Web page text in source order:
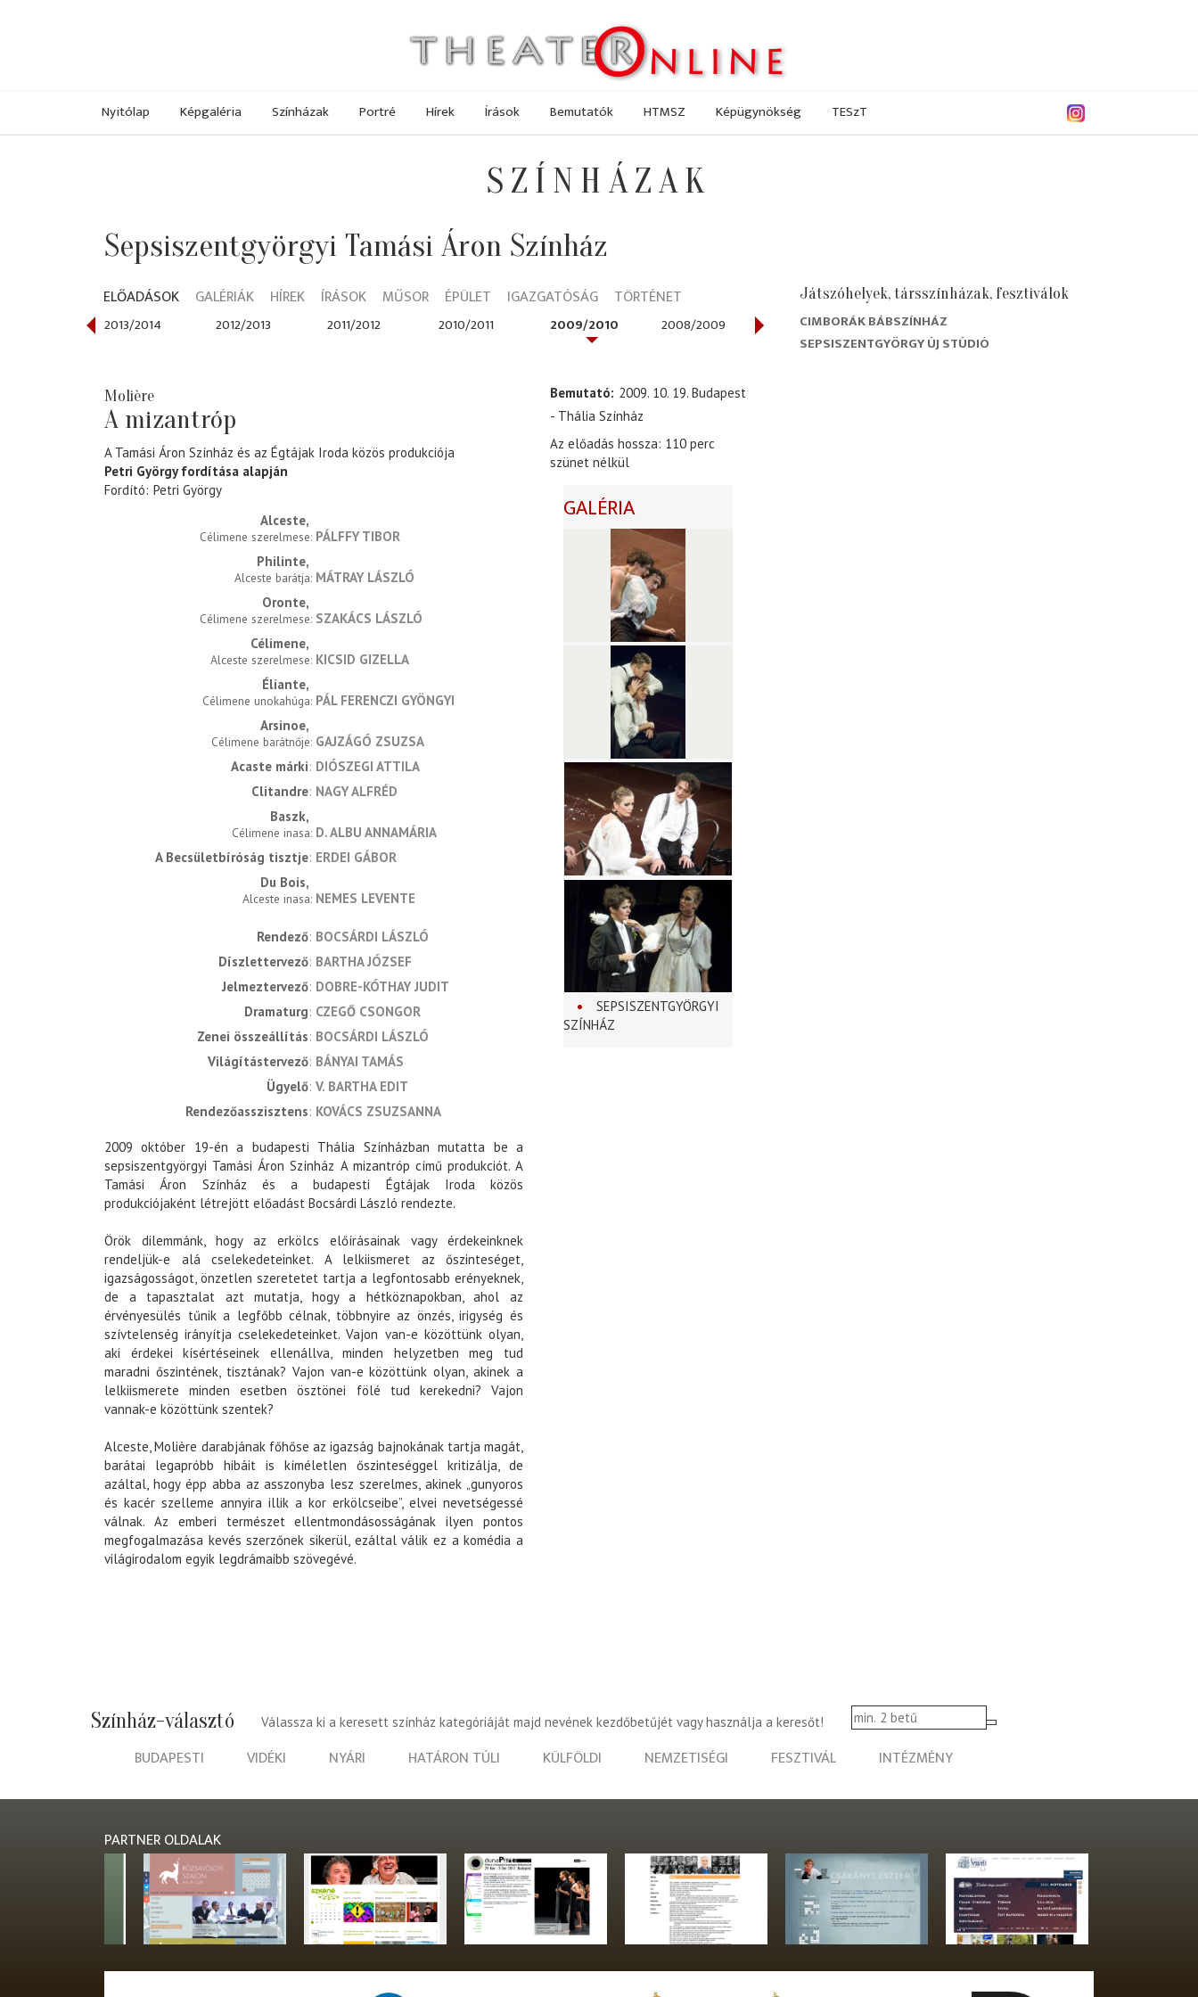
Nyitólap Képgaléria Színházak Portré Hírek Írások Bemutatók HTMSZ Képügynökség TESzT
SZÍNHÁZAK
Sepsiszentgyörgyi Tamási Áron Színház
ELŐADÁSOK GALÉRIÁK HÍREK ÍRÁSOK MŰSOR ÉPÜLET IGAZGATÓSÁG TÖRTÉNET
2013/2014 2012/2013 2011/2012 2010/2011 2009/2010 2008/2009 2007/2008 2006/2007
Molière
A mizantróp
A Tamási Áron Színház és az Égtájak Iroda közös produkciója
Petri György fordítása alapján
Fordító Petri György
Alceste
Célimene szerelmese PÁLFFY TIBOR
Philinte
Alceste barátja MÁTRAY LÁSZLÓ
Oronte
Célimene szerelmese SZAKÁCS LÁSZLÓ
Célimene
Alceste szerelmese KICSID GIZELLA
Éliante
Célimene unokahúga PÁL FERENCZI GYÖNGYI
Arsinoe
Célimene barátnője GAJZÁGÓ ZSUZSA
Acaste márki DIÓSZEGI ATTILA
Clitandre NAGY ALFRÉD
Baszk
Célimene inasa D. ALBU ANNAMÁRIA
A Becsületbíróság tisztje ERDEI GÁBOR
Du Bois
Alceste inasa NEMES LEVENTE
rendező BOCSÁRDI LÁSZLÓ
díszlettervező BARTHA JÓZSEF
jelmeztervező DOBRE-KÓTHAY JUDIT
dramaturg CZEGŐ CSONGOR
zenei összeállítás BOCSÁRDI LÁSZLÓ
világítástervező BÁNYAI TAMÁS
ügyelő V. BARTHA EDIT
rendezőasszisztens KOVÁCS ZSUZSANNA
2009 október 19-én a budapesti Thália Színházban mutatta be a
sepsiszentgyörgyi Tamási Áron Színház A mizantróp című produkciót. A
Tamási Áron Színház és a budapesti Égtájak Iroda közös
produkciójaként létrejött előadást Bocsárdi László rendezte.
Örök dilemmánk, hogy az erkölcs előírásainak vagy érdekeinknek
rendeljük-e alá cselekedeteinket. A lelkiismeret az őszinteséget,
igazságosságot, önzetlen szeretetet tartja a legfontosabb erényeknek,
de a tapasztalat azt mutatja, hogy a hétköznapokban, ahol az
érvényesülés tűnik a legfőbb célnak, többnyire az önzés, irigység és
szívtelenség irányítja cselekedeteinket. Vajon van-e közöttünk olyan,
aki érdekei kísértéseinek ellenállva, minden helyzetben meg tud
maradni őszintének, tisztának? Vajon van-e közöttünk olyan, akinek a
lelkiismerete minden esetben ösztönei fölé tud kerekedni? Vajon
vannak-e közöttünk szentek?
Alceste, Molière darabjának főhőse az igazság bajnokának tartja magát,
barátai legapróbb hibáit is kíméletlen őszinteséggel kritizálja, de
azáltal, hogy épp abba az asszonyba lesz szerelmes, akinek „gunyoros
és kacér szelleme annyira illik a kor erkölcseibe”, elvei nevetségessé
válnak. Az emberi természet ellentmondásosságának ilyen pontos
megfogalmazása kevés szerzőnek sikerül, ezáltal válik ez a komédia a
világirodalom egyik legdrámaibb szövegévé.
Bemutató 2009. 10. 19. Budapest
- Thália Színház
Az előadás hossza: 110 perc
szünet nélkül
GALÉRIA
SEPSISZENTGYÖRGYI
SZÍNHÁZ
Játszóhelyek, társszínházak, fesztiválok
CIMBORÁK BÁBSZÍNHÁZ
SEPSISZENTGYÖRGY ÚJ STÚDIÓ
Színház-választó Válassza ki a keresett színház kategóriáját majd nevének kezdőbetűjét vagy használja a keresőt!
BUDAPESTI VIDÉKI NYÁRI HATÁRON TÚLI KÜLFÖLDI NEMZETISÉGI FESZTIVÁL INTÉZMÉNY
PARTNER OLDALAK